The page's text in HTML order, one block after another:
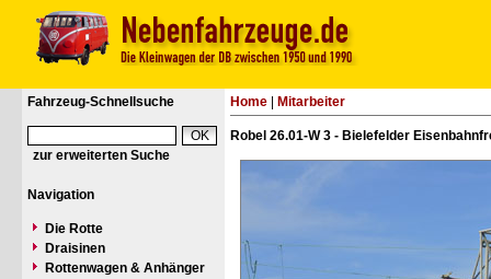
Fahrzeug-Schnellsuche
zur erweiterten Suche
Navigation
Die Rotte
Draisinen
Rottenwagen & Anhänger
Home Mitarbeiter
Robel 26.01-W 3 - Bielefelder